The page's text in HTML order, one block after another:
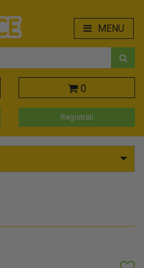
MENU
0
Registrati